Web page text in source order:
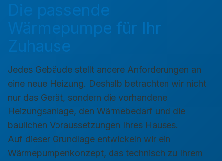
Die passende
Wärmepumpe für Ihr
Zuhause
Jedes Gebäude stellt andere Anforderungen an
eine neue Heizung. Deshalb betrachten wir nicht
nur das Gerät, sondern die vorhandene
Heizungsanlage, den Wärmebedarf und die
baulichen Voraussetzungen Ihres Hauses.
Auf dieser Grundlage entwickeln wir ein
Wärmepumpenkonzept, das technisch zu Ihrem